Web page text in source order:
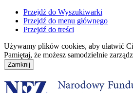
Przejdź do Wyszukiwarki
Przejdź do menu głównego
Przejdź do treści
Używamy plików cookies, aby ułatwić
Pamiętaj, że możesz samodzielnie